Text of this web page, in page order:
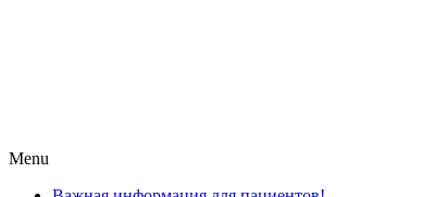
Menu